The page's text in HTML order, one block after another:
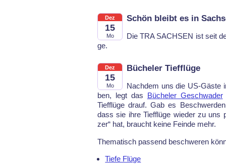
Dez
15
Mo
Schön bleibt es in
Die TRA SACH­SEN ist seit
ge.
Dez
15
Mo
Bücheler Tiefflüge
Nach­dem uns die US-Gäs­te
ben, legt das Bü­che­ler Ge­schwa­der
Tief­flüge drauf. Gab es
dass sie ih­re Tief­flü­ge wie­der zu uns
zer“ hat, braucht kei­ne Fein­de mehr.
The­ma­tisch pas­send be­schwe­ren
Tiefe Flüge